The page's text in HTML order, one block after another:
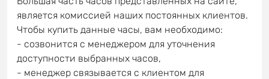
является комиссией наших постоянных клиентов.
Чтобы купить данные часы, вам необходимо:
- созвонится с менеджером для уточнения
доступности выбранных часов,
- менеджер связывается с клиентом для